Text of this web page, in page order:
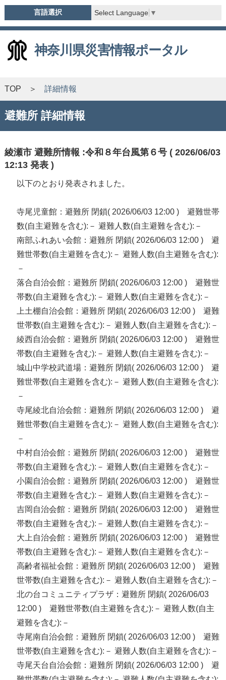
言語選択 Select Language ▼
神奈川県災害情報ポータル
TOP 詳細情報
避難所 詳細情報
綾瀬市 避難所情報 :令和８年台風第６号 ( 2026/06/03
12:13 発表 )
以下のとおり発表されました。
寺尾児童館：避難所 閉鎖( 2026/06/03 12:00 ) 避難世帯
数(自主避難を含む):－ 避難人数(自主避難を含む):－
南部ふれあい会館：避難所 閉鎖( 2026/06/03 12:00 ) 避
難世帯数(自主避難を含む):－ 避難人数(自主避難を含む):
－
落合自治会館：避難所 閉鎖( 2026/06/03 12:00 ) 避難世
帯数(自主避難を含む):－ 避難人数(自主避難を含む):－
上土棚自治会館：避難所 閉鎖( 2026/06/03 12:00 ) 避難
世帯数(自主避難を含む):－ 避難人数(自主避難を含む):－
綾西自治会館：避難所 閉鎖( 2026/06/03 12:00 ) 避難世
帯数(自主避難を含む):－ 避難人数(自主避難を含む):－
城山中学校武道場：避難所 閉鎖( 2026/06/03 12:00 ) 避
難世帯数(自主避難を含む):－ 避難人数(自主避難を含む):
－
寺尾綾北自治会館：避難所 閉鎖( 2026/06/03 12:00 ) 避
難世帯数(自主避難を含む):－ 避難人数(自主避難を含む):
－
中村自治会館：避難所 閉鎖( 2026/06/03 12:00 ) 避難世
帯数(自主避難を含む):－ 避難人数(自主避難を含む):－
小園自治会館：避難所 閉鎖( 2026/06/03 12:00 ) 避難世
帯数(自主避難を含む):－ 避難人数(自主避難を含む):－
吉岡自治会館：避難所 閉鎖( 2026/06/03 12:00 ) 避難世
帯数(自主避難を含む):－ 避難人数(自主避難を含む):－
大上自治会館：避難所 閉鎖( 2026/06/03 12:00 ) 避難世
帯数(自主避難を含む):－ 避難人数(自主避難を含む):－
高齢者福祉会館：避難所 閉鎖( 2026/06/03 12:00 ) 避難
世帯数(自主避難を含む):－ 避難人数(自主避難を含む):－
北の台コミュニティプラザ：避難所 閉鎖( 2026/06/03
12:00 ) 避難世帯数(自主避難を含む):－ 避難人数(自主
避難を含む):－
寺尾南自治会館：避難所 閉鎖( 2026/06/03 12:00 ) 避難
世帯数(自主避難を含む):－ 避難人数(自主避難を含む):－
寺尾天台自治会館：避難所 閉鎖( 2026/06/03 12:00 ) 避